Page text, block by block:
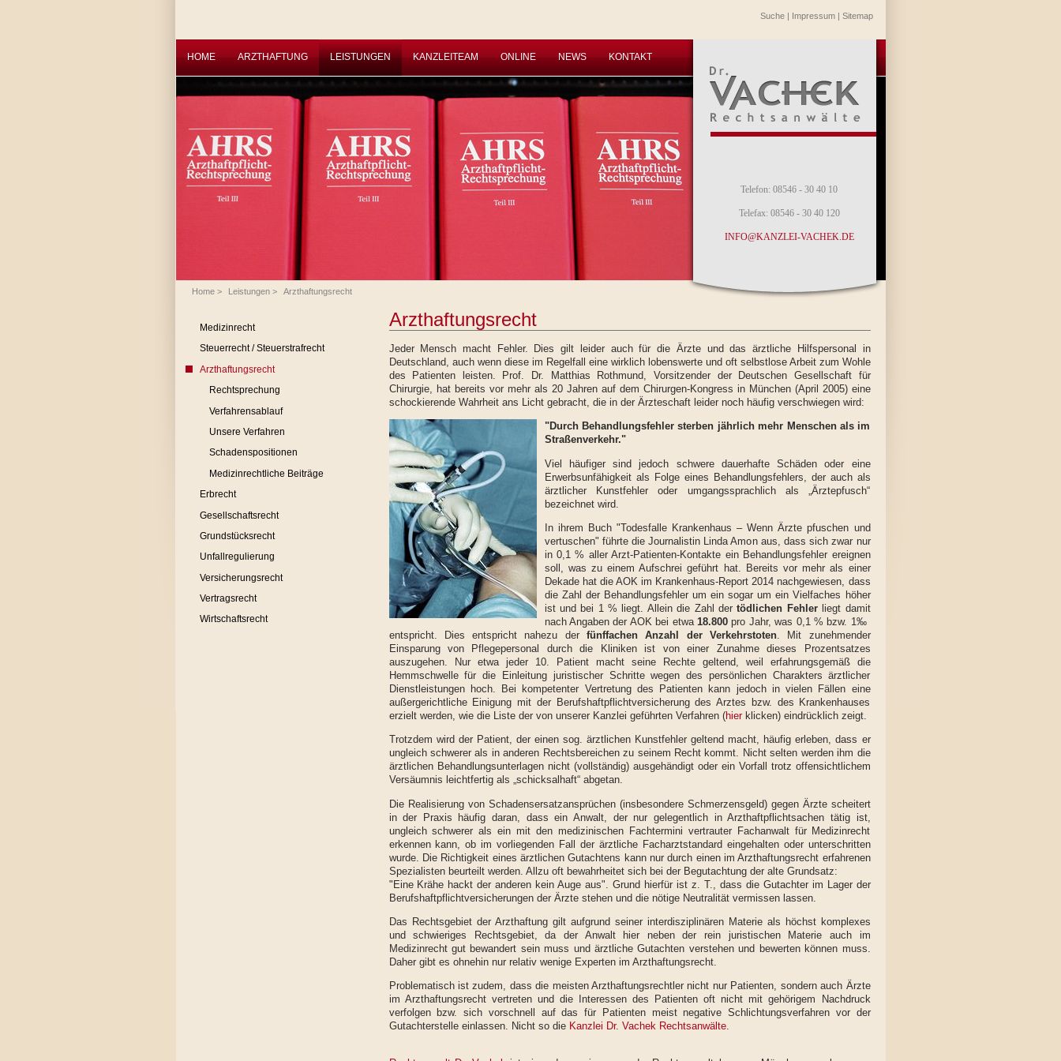
Suche| Impressum| Sitemap
HOME ARZTHAFTUNG LEISTUNGEN KANZLEITEAM ONLINE NEWS KONTAKT
Telefon: 08546 - 30 40 10
Telefax: 08546 - 30 40 120
INFO@KANZLEI-VACHEK.DE
Home> Leistungen> Arzthaftungsrecht
Medizinrecht
Steuerrecht / Steuerstrafrecht
Arzthaftungsrecht
Rechtsprechung
Verfahrensablauf
Unsere Verfahren
Schadenspositionen
Medizinrechtliche Beiträge
Erbrecht
Gesellschaftsrecht
Grundstücksrecht
Unfallregulierung
Versicherungsrecht
Vertragsrecht
Wirtschaftsrecht
Arzthaftungsrecht
Jeder Mensch macht Fehler. Dies gilt leider auch für die Ärzte und das ärztliche Hilfspersonal in
Deutschland, auch wenn diese im Regelfall eine wirklich lobenswerte und oft selbstlose Arbeit zum Wohle
des Patienten leisten. Prof. Dr. Matthias Rothmund, Vorsitzender der Deutschen Gesellschaft für
Chirurgie, hat bereits vor mehr als 20 Jahren auf dem Chirurgen-Kongress in München (April 2005) eine
schockierende Wahrheit ans Licht gebracht, die in der Ärzteschaft leider noch häufig verschwiegen wird:
"Durch Behandlungsfehler sterben jährlich mehr Menschen als im
Straßenverkehr."
Viel häufiger sind jedoch schwere dauerhafte Schäden oder eine
Erwerbsunfähigkeit als Folge eines Behandlungsfehlers, der auch als
ärztlicher Kunstfehler oder umgangssprachlich als „Ärztepfusch“
bezeichnet wird.
In ihrem Buch "Todesfalle Krankenhaus – Wenn Ärzte pfuschen und
vertuschen" führte die Journalistin Linda Amon aus, dass sich zwar nur
in 0,1 % aller Arzt-Patienten-Kontakte ein Behandlungsfehler ereignen
soll, was zu einem Aufschrei geführt hat. Bereits vor mehr als einer
Dekade hat die AOK im Krankenhaus-Report 2014 nachgewiesen, dass
die Zahl der Behandlungsfehler um ein sogar um ein Vielfaches höher
ist und bei 1 % liegt. Allein die Zahl dertödlichen Fehler liegt damit
nach Angaben der AOK bei etwa 18.800pro Jahr, was 0,1 % bzw. 1‰
entspricht. Dies entspricht nahezu der fünffachen Anzahl der Verkehrstoten. Mit zunehmender
Einsparung von Pflegepersonal durch die Kliniken ist von einer Zunahme dieses Prozentsatzes
auszugehen. Nur etwa jeder 10. Patient macht seine Rechte geltend, weil erfahrungsgemäß die
Hemmschwelle für die Einleitung juristischer Schritte wegen des persönlichen Charakters ärztlicher
Dienstleistungen hoch. Bei kompetenter Vertretung des Patienten kann jedoch in vielen Fällen eine
außergerichtliche Einigung mit der Berufshaftpflichtversicherung des Arztes bzw. des Krankenhauses
erzielt werden, wie die Liste der von unserer Kanzlei geführten Verfahren (hier klicken) eindrücklich zeigt.
Trotzdem wird der Patient, der einen sog. ärztlichen Kunstfehler geltend macht, häufig erleben, dass er
ungleich schwerer als in anderen Rechtsbereichen zu seinem Recht kommt. Nicht selten werden ihm die
ärztlichen Behandlungsunterlagen nicht (vollständig) ausgehändigt oder ein Vorfall trotz offensichtlichem
Versäumnis leichtfertig als „schicksalhaft“ abgetan.
Die Realisierung von Schadensersatzansprüchen (insbesondere Schmerzensgeld) gegen Ärzte scheitert
in der Praxis häufig daran, dass ein Anwalt, der nur gelegentlich in Arzthaftpflichtsachen tätig ist,
ungleich schwerer als ein mit den medizinischen Fachtermini vertrauter Fachanwalt für Medizinrecht
erkennen kann, ob im vorliegenden Fall der ärztliche Facharztstandard eingehalten oder unterschritten
wurde. Die Richtigkeit eines ärztlichen Gutachtens kann nur durch einen im Arzthaftungsrecht erfahrenen
Spezialisten beurteilt werden. Allzu oft bewahrheitet sich bei der Begutachtung der alte Grundsatz:
"Eine Krähe hackt der anderen kein Auge aus". Grund hierfür ist z. T., dass die Gutachter im Lager der
Berufshaftpflichtversicherungen der Ärzte stehen und die nötige Neutralität vermissen lassen.
Das Rechtsgebiet der Arzthaftung gilt aufgrund seiner interdisziplinären Materie als höchst komplexes
und schwieriges Rechtsgebiet, da der Anwalt hier neben der rein juristischen Materie auch im
Medizinrecht gut bewandert sein muss und ärztliche Gutachten verstehen und bewerten können muss.
Daher gibt es ohnehin nur relativ wenige Experten im Arzthaftungsrecht.
Problematisch ist zudem, dass die meisten Arzthaftungsrechtler nicht nur Patienten, sondern auch Ärzte
im Arzthaftungsrecht vertreten und die Interessen des Patienten oft nicht mit gehörigem Nachdruck
verfolgen bzw. sich vorschnell auf das für Patienten meist negative Schlichtungsverfahren vor der
Gutachterstelle einlassen. Nicht so die Kanzlei Dr. Vachek Rechtsanwälte.